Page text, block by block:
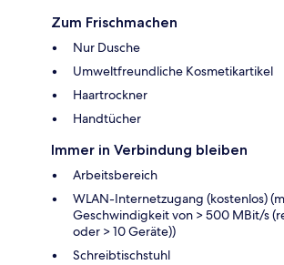
Zum Frischmachen
Nur Dusche
Umweltfreundliche Kosmetikartikel
Haartrockner
Handtücher
Immer in Verbindung bleiben
Arbeitsbereich
WLAN-Internetzugang (kostenlos)
Geschwindigkeit von > 500 MBit/s
oder > 10 Geräte))
Schreibtischstuhl